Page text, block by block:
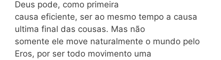
Deus pode, como primeira
causa eficiente, ser ao mesmo tempo a causa
ultima final das cousas. Mas não
somente ele move naturalmente o mundo pelo
Eros, por ser todo movimento uma